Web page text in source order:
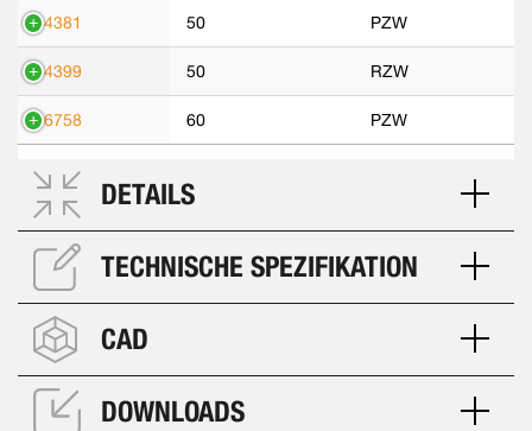
14381 50 PZW
14399 50 RZW
16758 60 PZW
DETAILS
TECHNISCHE SPEZIFIKATION
CAD
DOWNLOADS